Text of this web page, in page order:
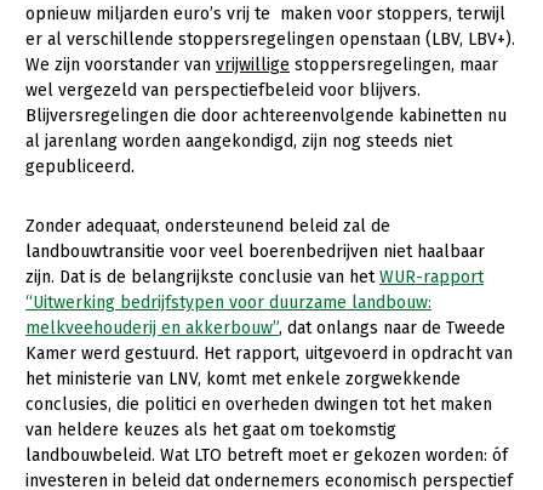
opnieuw miljarden euro’s vrij te maken voor stoppers, terwijl
er al verschillende stoppersregelingen openstaan (LBV, LBV+).
We zijn voorstander van vrijwillige stoppersregelingen, maar
wel vergezeld van perspectiefbeleid voor blijvers.
Blijversregelingen die door achtereenvolgende kabinetten nu
al jarenlang worden aangekondigd, zijn nog steeds niet
gepubliceerd.
Zonder adequaat, ondersteunend beleid zal de
landbouwtransitie voor veel boerenbedrijven niet haalbaar
zijn. Dat is de belangrijkste conclusie van hetWUR-rapport
“Uitwerking bedrijfstypen voor duurzame landbouw:
melkveehouderij en akkerbouw”, dat onlangs naar de Tweede
Kamer werd gestuurd. Het rapport, uitgevoerd in opdracht van
het ministerie van LNV, komt met enkele zorgwekkende
conclusies, die politici en overheden dwingen tot het maken
van heldere keuzes als het gaat om toekomstig
landbouwbeleid. Wat LTO betreft moet er gekozen worden: óf
investeren in beleid dat ondernemers economisch perspectief